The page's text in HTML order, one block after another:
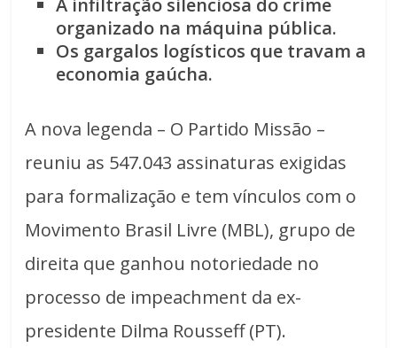
A infiltração silenciosa do crime
organizado na máquina pública.
Os gargalos logísticos que travam a
economia gaúcha.
A nova legenda – O Partido Missão –
reuniu as 547.043 assinaturas exigidas
para formalização e tem vínculos com o
Movimento Brasil Livre (MBL), grupo de
direita que ganhou notoriedade no
processo de impeachment da ex-
presidente Dilma Rousseff (PT).